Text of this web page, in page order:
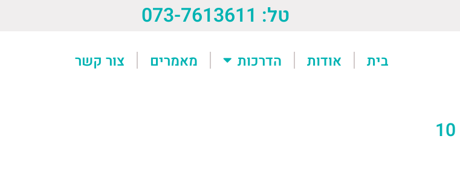
טל: 073-7613611
בית אודות הדרכות מאמרים צור קשר